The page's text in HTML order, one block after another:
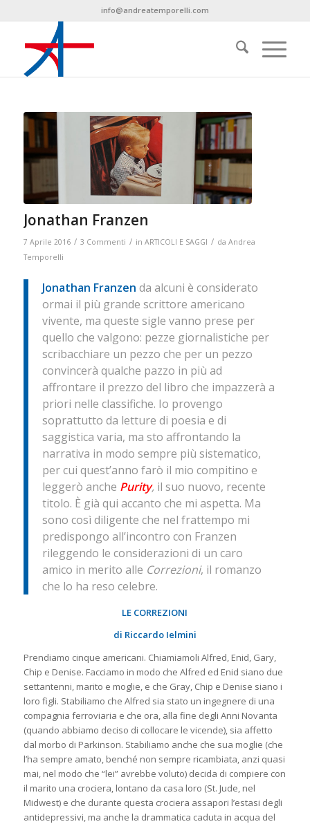
info@andreatemporelli.com
Jonathan Franzen
7 Aprile 2016 / 3 Commenti / in ARTICOLI E SAGGI / da Andrea
Temporelli
Jonathan Franzen da alcuni è considerato
ormai il più grande scrittore americano
vivente, ma queste sigle vanno prese per
quello che valgono: pezze giornalistiche per
scribacchiare un pezzo che per un pezzo
convincerà qualche pazzo in più ad
affrontare il prezzo del libro che impazzerà a
priori nelle classifiche. Io provengo
soprattutto da letture di poesia e di
saggistica varia, ma sto affrontando la
narrativa in modo sempre più sistematico,
per cui quest’anno farò il mio compitino e
leggerò anche Purity, il suo nuovo, recente
titolo. È già qui accanto che mi aspetta. Ma
sono così diligente che nel frattempo mi
predispongo all’incontro con Franzen
rileggendo le considerazioni di un caro
amico in merito alle Correzioni, il romanzo
che lo ha reso celebre.
LE CORREZIONI
di Riccardo Ielmini
Prendiamo cinque americani. Chiamiamoli Alfred, Enid, Gary,
Chip e Denise. Facciamo in modo che Alfred ed Enid siano due
settantenni, marito e moglie, e che Gray, Chip e Denise siano i
loro figli. Stabiliamo che Alfred sia stato un ingegnere di una
compagnia ferroviaria e che ora, alla fine degli Anni Novanta
(quando abbiamo deciso di collocare le vicende), sia affetto
dal morbo di Parkinson. Stabiliamo anche che sua moglie (che
l’ha sempre amato, benché non sempre ricambiata, anzi quasi
mai, nel modo che “lei” avrebbe voluto) decida di compiere con
il marito una crociera, lontano da casa loro (St. Jude, nel
Midwest) e che durante questa crociera assapori l’estasi degli
antidepressivi, ma anche la drammatica caduta in acqua del